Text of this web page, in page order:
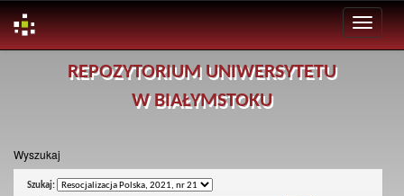
REPOZYTORIUM UNIWERSYTETU
W BIAŁYMSTOKU
Wyszukaj
Szukaj: